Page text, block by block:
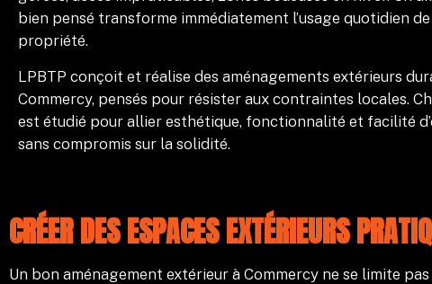
bien pensé transforme immédiatement l’usage quotidien
propriété.
LPBTP conçoit et réalise des aménagements extérieurs
Commercy, pensés pour résister aux contraintes locales.
est étudié pour allier esthétique, fonctionnalité et facilité
sans compromis sur la solidité.
CRÉER DES ESPACES EXTÉRIEURS
Un bon aménagement extérieur à Commercy ne se limite